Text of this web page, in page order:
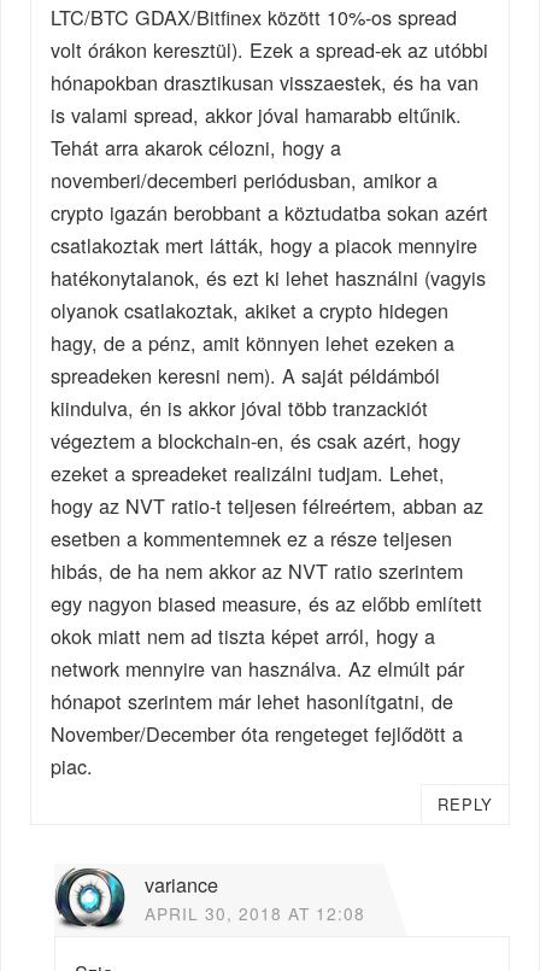
LTC/BTC GDAX/Bitfinex között 10%-os spread
volt órákon keresztül). Ezek a spread-ek az utóbbi
hónapokban drasztikusan visszaestek, és ha van
is valami spread, akkor jóval hamarabb eltűnik.
Tehát arra akarok célozni, hogy a
novemberi/decemberi periódusban, amikor a
crypto igazán berobbant a köztudatba sokan azért
csatlakoztak mert látták, hogy a piacok mennyire
hatékonytalanok, és ezt ki lehet használni (vagyis
olyanok csatlakoztak, akiket a crypto hidegen
hagy, de a pénz, amit könnyen lehet ezeken a
spreadeken keresni nem). A saját példámból
kiindulva, én is akkor jóval több tranzackiót
végeztem a blockchain-en, és csak azért, hogy
ezeket a spreadeket realizálni tudjam. Lehet,
hogy az NVT ratio-t teljesen félreértem, abban az
esetben a kommentemnek ez a része teljesen
hibás, de ha nem akkor az NVT ratio szerintem
egy nagyon biased measure, és az előbb említett
okok miatt nem ad tiszta képet arról, hogy a
network mennyire van használva. Az elmúlt pár
hónapot szerintem már lehet hasonlítgatni, de
November/December óta rengeteget fejlődött a
piac.
REPLY
variance
APRIL 30, 2018 AT 12:08